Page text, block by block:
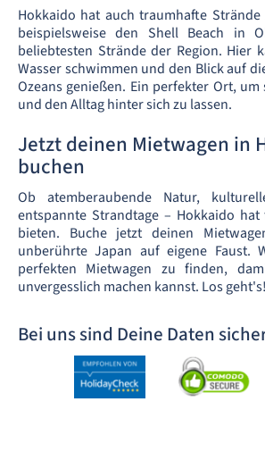
Hokkaido hat auch traumhafte Strände
beispielsweise den Shell Beach in
beliebtesten Strände der Region. Hier
Wasser schwimmen und den Blick auf
Ozeans genießen. Ein perfekter Ort,
und den Alltag hinter sich zu lassen.
Jetzt deinen Mietwagen in
buchen
Ob atemberaubende Natur,
entspannte Strandtage – Hokkaido
bieten. Buche jetzt deinen
unberührte Japan auf eigene Faust.
perfekten Mietwagen zu finden,
unvergesslich machen kannst. Los geht's!
Bei uns sind Deine Daten